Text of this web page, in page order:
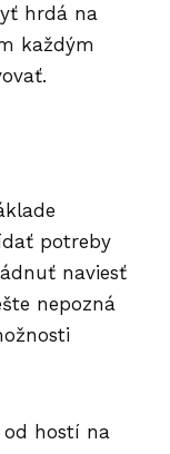
hrdá na
každým
potreby
naviesť
nepozná
hostí na